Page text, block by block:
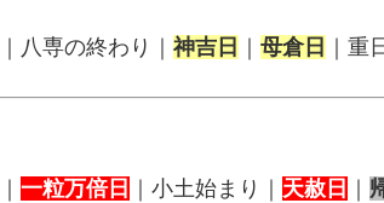
｜八専の終わり｜ 神吉日 母倉日 ｜重
｜ 一粒万倍日 ｜小土始まり｜ 天赦日 ｜